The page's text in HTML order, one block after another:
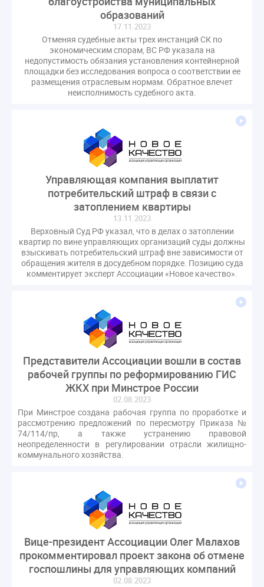
образований
17.11.2023
Отменяя судебные акты трех инстанций СК по
экономическим спорам, ВС РФ указала на
недопустимость обязания установления контейнерной
площадки без исследования вопроса о соответствии ее
размещения отраслевым нормам. Обратное влечет
неисполнимость судебного акта.
Управляющая компания выплатит
потребительский штраф в связи с
затоплением квартиры
13.11.2023
Верховный Суд РФ указал, что в делах о затоплении
квартир по вине управляющих организаций суды должны
взыскивать потребительский штраф вне зависимости от
обращения жителя в досудебном порядке. Позицию суда
комментирует эксперт Ассоциации «Новое качество».
Представители Ассоциации вошли в состав
рабочей группы по реформированию ГИС
ЖКХ при Минстрое России
02.08.2023
При Минстрое создана рабочая группа по проработке и
рассмотрению предложений по пересмотру Приказа №
74/114/пр, а также устранению правовой
неопределенности в регулировании отрасли жилищно-
коммунального хозяйства.
Вице-президент Ассоциации Олег Малахов
прокомментировал проект закона об отмене
госпошлины для управляющих компаний
02.08.2023